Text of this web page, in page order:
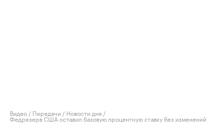
Видео / Передачи / Новости дня /
Федрезерв США оставил базовую процентную ставку без изменений